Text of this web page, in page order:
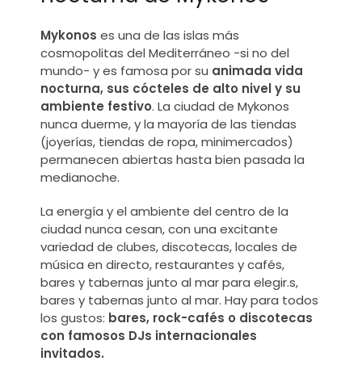
Mykonos es una de las islas más
cosmopolitas del Mediterráneo -si no del
mundo- y es famosa por su animada vida
nocturna, sus cócteles de alto nivel y su
ambiente festivo. La ciudad de Mykonos
nunca duerme, y la mayoría de las tiendas
(joyerías, tiendas de ropa, minimercados)
permanecen abiertas hasta bien pasada la
medianoche.
La energía y el ambiente del centro de la
ciudad nunca cesan, con una excitante
variedad de clubes, discotecas, locales de
música en directo, restaurantes y cafés,
bares y tabernas junto al mar para elegir.s,
bares y tabernas junto al mar. Hay para todos
los gustos: bares, rock-cafés o discotecas
con famosos DJs internacionales
invitados.